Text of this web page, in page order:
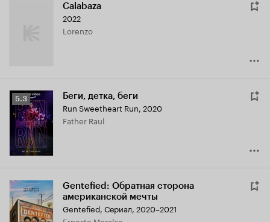
Calabaza
2022
Lorenzo
Рейтинг
Кинопоиска
5.3
5.3 Беги, детка, беги
Run Sweetheart Run, 2020
Father Raul
Gentefied: Обратная сторона
американской мечты
Gentefied, Сериал, 2020–2021